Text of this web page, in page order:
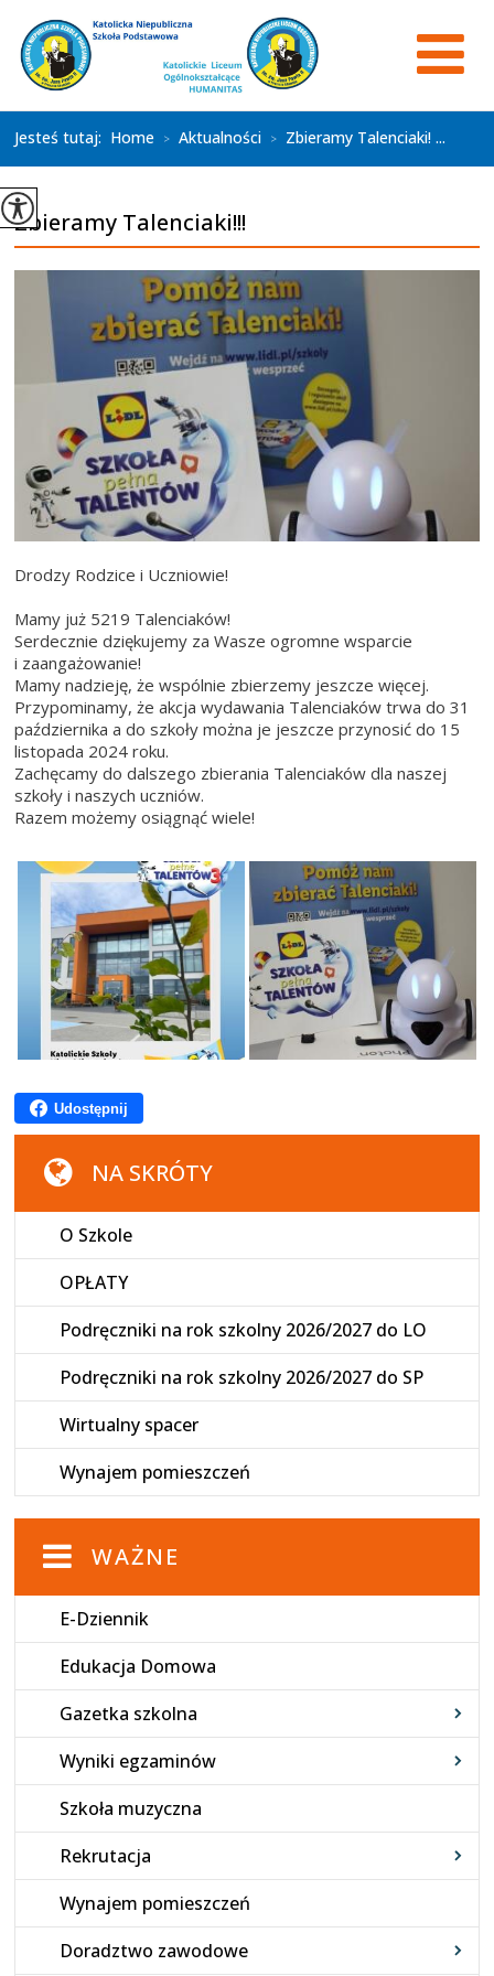
Jesteś tutaj: Home > Aktualności > Zbieramy Talenciaki! ...
Zbieramy Talenciaki!!!
Drodzy Rodzice i Uczniowie!
Mamy już 5219 Talenciaków!
Serdecznie dziękujemy za Wasze ogromne wsparcie
i zaangażowanie!
Mamy nadzieję, że wspólnie zbierzemy jeszcze więcej.
Przypominamy, że akcja wydawania Talenciaków trwa do 31
października a do szkoły można je jeszcze przynosić do 15
listopada 2024 roku.
Zachęcamy do dalszego zbierania Talenciaków dla naszej
szkoły i naszych uczniów.
Razem możemy osiągnąć wiele!
Udostępnij
NA SKRÓTY
O Szkole
OPŁATY
Podręczniki na rok szkolny 2026/2027 do LO
Podręczniki na rok szkolny 2026/2027 do SP
Wirtualny spacer
Wynajem pomieszczeń
WAŻNE
E-Dziennik
Edukacja Domowa
Gazetka szkolna
Wyniki egzaminów
Szkoła muzyczna
Rekrutacja
Wynajem pomieszczeń
Doradztwo zawodowe